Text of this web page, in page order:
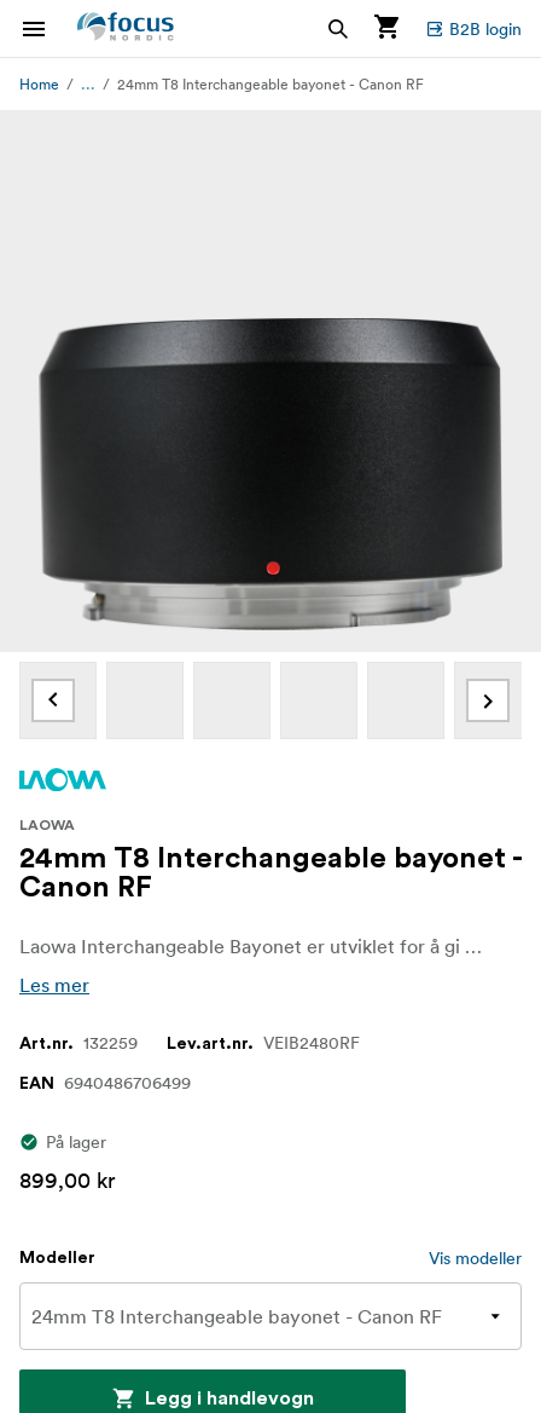
B2B login
Home ... 24mm T8 Interchangeable bayonet - Canon RF
LAOWA
24mm T8 Interchangeable bayonet -
Canon RF
Laowa Interchangeable Bayonet er utviklet for å gi maksimal fleksibilitet for filmskapere og fotografer som bruker Laowa-objektiver. Den utskiftbare objektivfatningen gir sømløs kompatibilitet med flere kamerasystemer, noe som gjør det enkelt å tilpasse seg ulike oppsett uten at det går på bekostning av bildekvalitet eller ytelse.
Les mer
Art.nr. 132259 Lev.art.nr. VEIB2480RF
EAN 6940486706499
På lager
899,00 kr
Modeller Vis modeller
Legg i handlevogn